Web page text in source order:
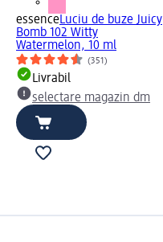
essenceLuciu de buze Juicy
Bomb 102 Witty
Watermelon, 10 ml
(351)
Livrabil
selectare magazin dm